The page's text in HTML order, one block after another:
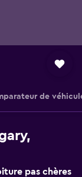
de
pas chères